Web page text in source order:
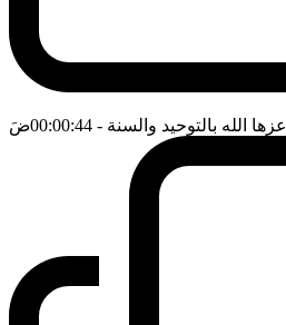
اعزها الله بالتوحيد والسنة - 00:00:44 ضَ